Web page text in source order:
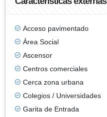
Acceso pavimentado
Área Social
Ascensor
Centros comerciales
Cerca zona urbana
Colegios / Universidades
Garita de Entrada